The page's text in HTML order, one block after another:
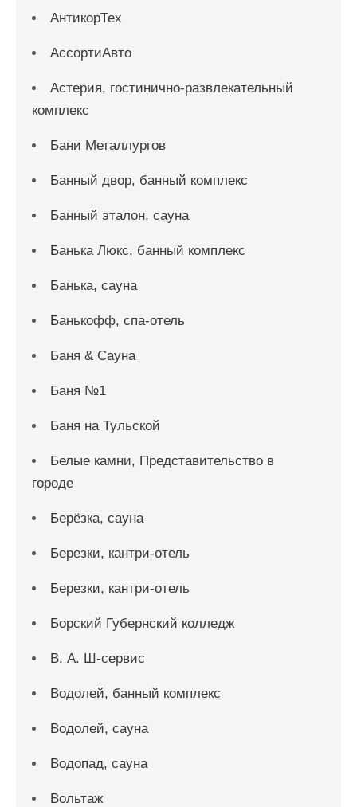
АнтикорТех
АссортиАвто
Астерия, гостинично-развлекательный
комплекс
Бани Металлургов
Банный двор, банный комплекс
Банный эталон, сауна
Банька Люкс, банный комплекс
Банька, сауна
Банькофф, спа-отель
Баня & Сауна
Баня №1
Баня на Тульской
Белые камни, Представительство в
городе
Берёзка, сауна
Березки, кантри-отель
Березки, кантри-отель
Борский Губернский колледж
В. А. Ш-сервис
Водолей, банный комплекс
Водолей, сауна
Водопад, сауна
Вольтаж